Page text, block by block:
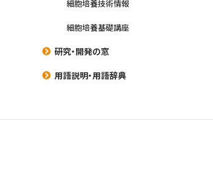
細胞培養技術情報
細胞培養基礎講座
研究・開発の窓
用語説明・用語辞典